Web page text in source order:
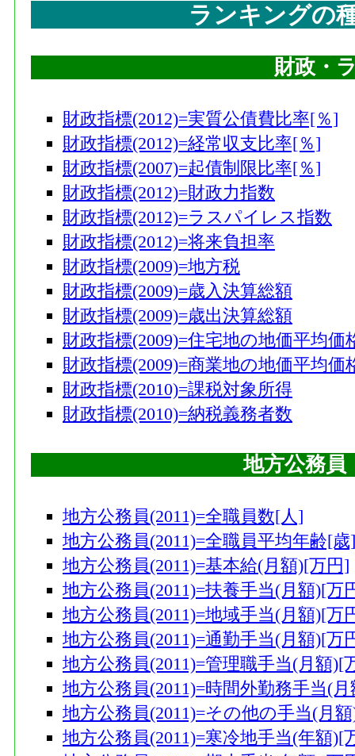
ランキングの
財政・
財政指標(2012)=実質公債費比率[％]
財政指標(2012)=経常収支比率[％]
財政指標(2007)=起債制限比率[％]
財政指標(2012)=財政力指数
財政指標(2012)=ラスパイレス指数
財政指標(2012)=将来負担率
財政指標(2009)=地方税
財政指標(2009)=歳入決算総額
財政指標(2009)=歳出決算総額
財政指標(2009)=住宅地の地価平均価
財政指標(2009)=商業地の地価平均価
財政指標(2010)=課税対象所得
財政指標(2010)=納税義務者数
地方公務員
地方公務員(2011)=全職員数[人]
地方公務員(2011)=全職員平均年齢[歳]
地方公務員(2011)=基本給(月額)[万円]
地方公務員(2011)=扶養手当(月額)[万
地方公務員(2011)=地域手当(月額)[万
地方公務員(2011)=通勤手当(月額)[万
地方公務員(2011)=管理職手当(月額)[
地方公務員(2011)=時間外勤務手当(
地方公務員(2011)=その他の手当(月
地方公務員(2011)=寒冷地手当(年額)[